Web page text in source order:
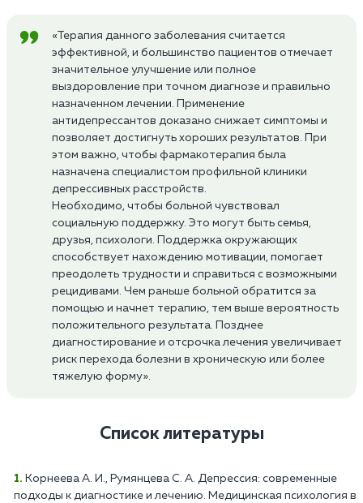
«Терапия данного заболевания считается
эффективной, и большинство пациентов отмечает
значительное улучшение или полное
выздоровление при точном диагнозе и правильно
назначенном лечении. Применение
антидепрессантов доказано снижает симптомы и
позволяет достигнуть хороших результатов. При
этом важно, чтобы фармакотерапия была
назначена специалистом профильной клиники
депрессивных расстройств.
Необходимо, чтобы больной чувствовал
социальную поддержку. Это могут быть семья,
друзья, психологи. Поддержка окружающих
способствует нахождению мотивации, помогает
преодолеть трудности и справиться с возможными
рецидивами. Чем раньше больной обратится за
помощью и начнет терапию, тем выше вероятность
положительного результата. Позднее
диагностирование и отсрочка лечения увеличивает
риск перехода болезни в хроническую или более
тяжелую форму».
Список литературы
Корнеева А. И., Румянцева С. А. Депрессия: современные
подходы к диагностике и лечению. Медицинская психология в